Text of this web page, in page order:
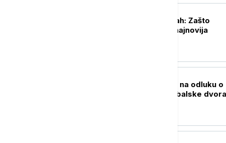
Tri razloga za strah: Zašto
stručnjake brine najnovija
Tramp će se žaliti na odluku o
obustavi gradnje balske